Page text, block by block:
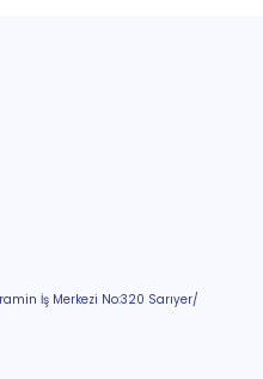
İş Merkezi No:320 Sarıyer/